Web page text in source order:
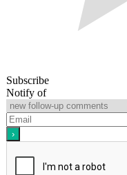
Subscribe
Notify of